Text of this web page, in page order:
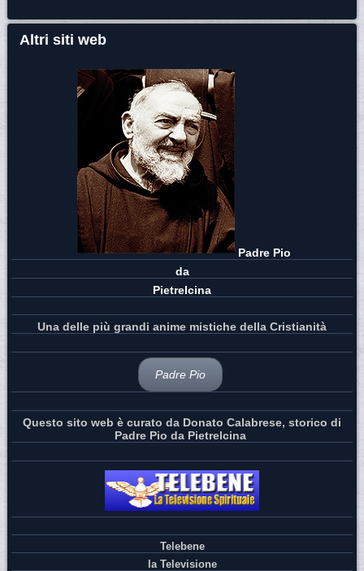
Altri siti web
Padre Pio
da
Pietrelcina
Una delle più grandi anime mistiche della Cristianità
Padre Pio
Questo sito web è curato da Donato Calabrese, storico di
Padre Pio da Pietrelcina
Telebene
la Televisione